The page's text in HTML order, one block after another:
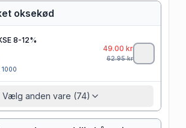
oksekød
8-12%
1000
49.00 kr
62.95kr
Vælg anden vare (74)